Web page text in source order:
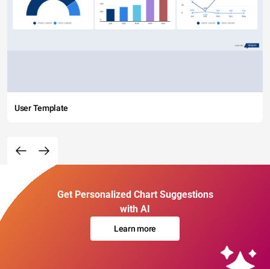
User Template
Get Personalized Chart Suggestions
with AI
Learn more